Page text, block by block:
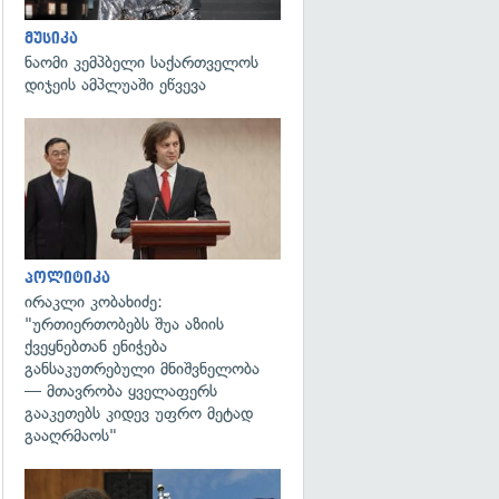
მუსიკა
ნაომი კემპბელი საქართველოს
დიჯეის ამპლუაში ეწვევა
პოლიტიკა
ირაკლი კობახიძე:
"ურთიერთობებს შუა აზიის
ქვეყნებთან ენიჭება
განსაკუთრებული მნიშვნელობა
— მთავრობა ყველაფერს
გააკეთებს კიდევ უფრო მეტად
გააღრმაოს"